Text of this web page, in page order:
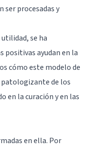
ser procesadas y
se ha
positivas ayudan en la
cómo este modelo de
de los
en la curación y en las
en ella. Por